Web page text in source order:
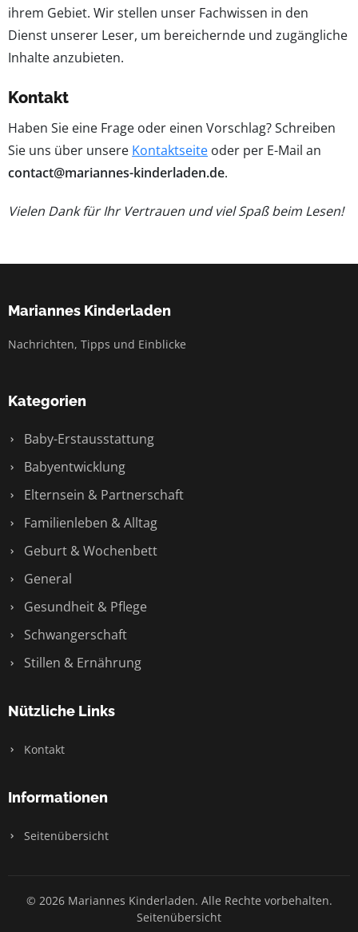
ihrem Gebiet. Wir stellen unser Fachwissen in den
Dienst unserer Leser, um bereichernde und zugängliche
Inhalte anzubieten.
Kontakt
Haben Sie eine Frage oder einen Vorschlag? Schreiben
Sie uns über unsere Kontaktseite oder per E-Mail an
contact@mariannes-kinderladen.de.
Vielen Dank für Ihr Vertrauen und viel Spaß beim Lesen!
Mariannes Kinderladen
Nachrichten, Tipps und Einblicke
Kategorien
Baby-Erstausstattung
Babyentwicklung
Elternsein & Partnerschaft
Familienleben & Alltag
Geburt & Wochenbett
General
Gesundheit & Pflege
Schwangerschaft
Stillen & Ernährung
Nützliche Links
Kontakt
Informationen
Seitenübersicht
© 2026 Mariannes Kinderladen. Alle Rechte vorbehalten.
Seitenübersicht